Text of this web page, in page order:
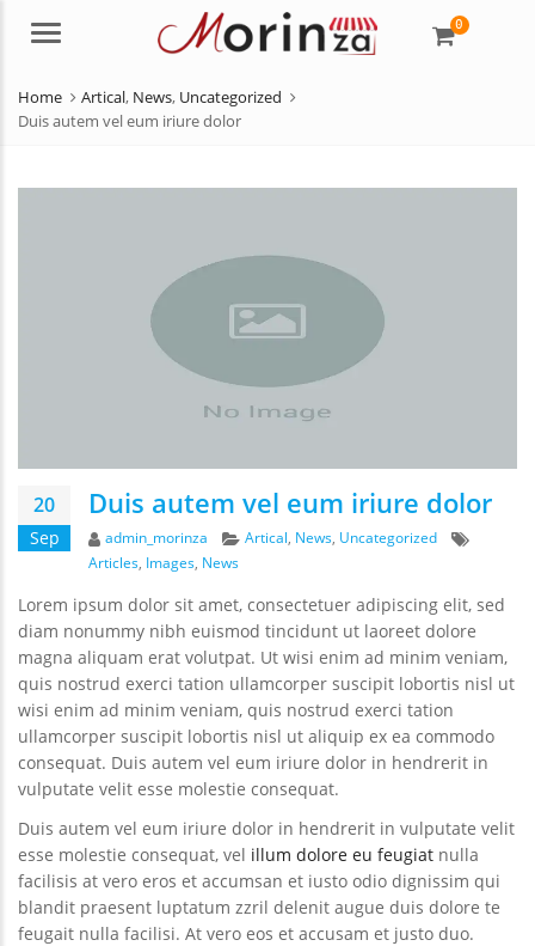
Menu 0
Home Artical, News, Uncategorized
Duis autem vel eum iriure dolor
20
Sep
Duis autem vel eum iriure dolor
Author
admin_morinza Categories
Artical, News, Uncategorized
Articles, Images, News
Lorem ipsum dolor sit amet, consectetuer adipiscing elit, sed
diam nonummy nibh euismod tincidunt ut laoreet dolore
magna aliquam erat volutpat. Ut wisi enim ad minim veniam,
quis nostrud exerci tation ullamcorper suscipit lobortis nisl ut
wisi enim ad minim veniam, quis nostrud exerci tation
ullamcorper suscipit lobortis nisl ut aliquip ex ea commodo
consequat. Duis autem vel eum iriure dolor in hendrerit in
vulputate velit esse molestie consequat.
Duis autem vel eum iriure dolor in hendrerit in vulputate velit
esse molestie consequat, vel illum dolore eu feugiat nulla
facilisis at vero eros et accumsan et iusto odio dignissim qui
blandit praesent luptatum zzril delenit augue duis dolore te
feugait nulla facilisi. At vero eos et accusam et justo duo.